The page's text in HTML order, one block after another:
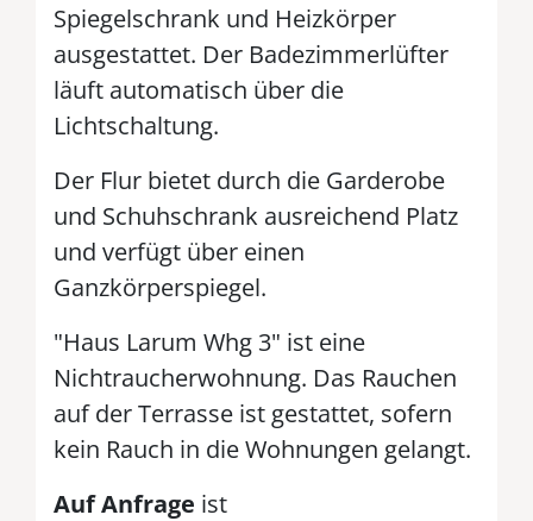
Spiegelschrank und Heizkörper
ausgestattet. Der Badezimmerlüfter
läuft automatisch über die
Lichtschaltung.
Der Flur bietet durch die Garderobe
und Schuhschrank ausreichend Platz
und verfügt über einen
Ganzkörperspiegel.
"Haus Larum Whg 3" ist eine
Nichtraucherwohnung. Das Rauchen
auf der Terrasse ist gestattet, sofern
kein Rauch in die Wohnungen gelangt.
Auf Anfrage ist